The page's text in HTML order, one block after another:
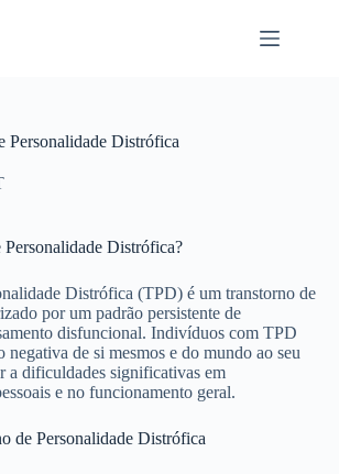
Personalidade Distrófica
Distrófica?
Distrófica (TPD) é um transtorno de
por um padrão persistente de
disfuncional. Indivíduos com TPD
negativa de si mesmos e do mundo ao seu
a dificuldades significativas em
e no funcionamento geral.
de Personalidade Distrófica